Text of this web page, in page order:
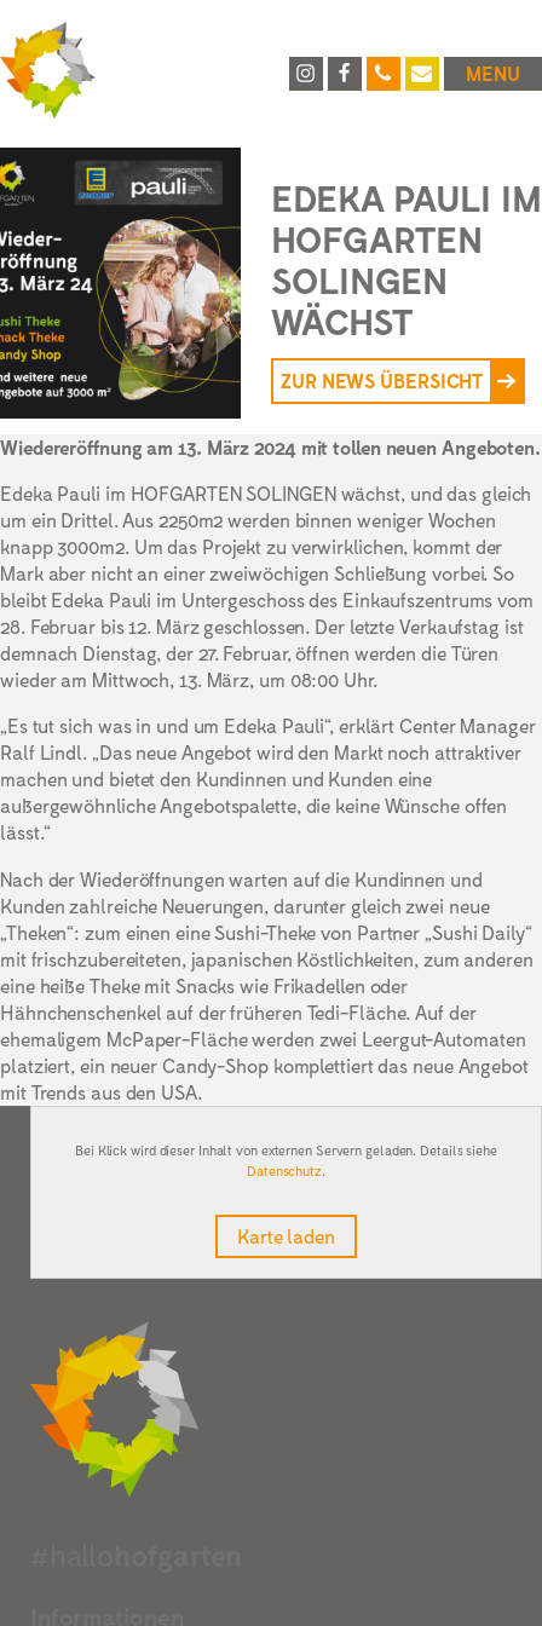
MENU
EDEKA PAULI IM
HOFGARTEN
SOLINGEN
WÄCHST
ZUR NEWS ÜBERSICHT
Wiedereröffnung am 13. März 2024 mit tollen neuen Angeboten.
Edeka Pauli im HOFGARTEN SOLINGEN wächst, und das gleich
um ein Drittel. Aus 2250m2 werden binnen weniger Wochen
knapp 3000m2. Um das Projekt zu verwirklichen, kommt der
Mark aber nicht an einer zweiwöchigen Schließung vorbei. So
bleibt Edeka Pauli im Untergeschoss des Einkaufszentrums vom
28. Februar bis 12. März geschlossen. Der letzte Verkaufstag ist
demnach Dienstag, der 27. Februar, öffnen werden die Türen
wieder am Mittwoch, 13. März, um 08:00 Uhr.
„Es tut sich was in und um Edeka Pauli“, erklärt Center Manager
Ralf Lindl. „Das neue Angebot wird den Markt noch attraktiver
machen und bietet den Kundinnen und Kunden eine
außergewöhnliche Angebotspalette, die keine Wünsche offen
lässt.“
Nach der Wiederöffnungen warten auf die Kundinnen und
Kunden zahlreiche Neuerungen, darunter gleich zwei neue
„Theken“: zum einen eine Sushi-Theke von Partner „Sushi Daily“
mit frischzubereiteten, japanischen Köstlichkeiten, zum anderen
eine heiße Theke mit Snacks wie Frikadellen oder
Hähnchenschenkel auf der früheren Tedi-Fläche. Auf der
ehemaligem McPaper-Fläche werden zwei Leergut-Automaten
platziert, ein neuer Candy-Shop komplettiert das neue Angebot
mit Trends aus den USA.
Bei Klick wird dieser Inhalt von externen Servern geladen. Details siehe
Datenschutz.
Karte laden